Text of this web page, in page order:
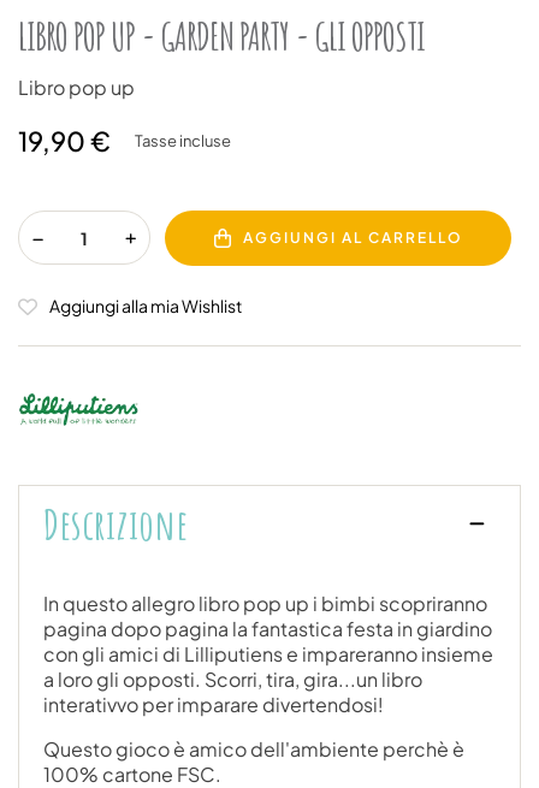
LIBRO POP UP - GARDEN PARTY - GLI OPPOSTI
Libro pop up
19,90 € Tasse incluse
AGGIUNGI AL CARRELLO
Aggiungi alla mia Wishlist
Descrizione
In questo allegro libro pop up i bimbi scopriranno
pagina dopo pagina la fantastica festa in giardino
con gli amici di Lilliputiens e impareranno insieme
a loro gli opposti. Scorri, tira, gira...un libro
interativvo per imparare divertendosi!
Questo gioco è amico dell'ambiente perchè è
100% cartone FSC.